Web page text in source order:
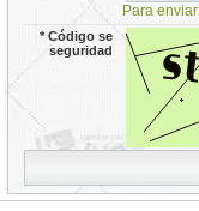
Para
*Código se
seguridad